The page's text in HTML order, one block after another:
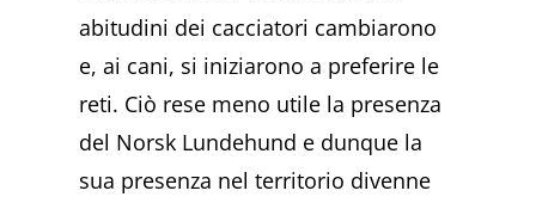
abitudini dei cacciatori cambiarono
e, ai cani, si iniziarono a preferire le
reti. Ciò rese meno utile la presenza
del Norsk Lundehund e dunque la
sua presenza nel territorio divenne